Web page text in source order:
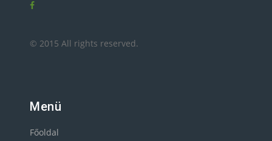
© 2015 All rights reserved.
Menü
Főoldal